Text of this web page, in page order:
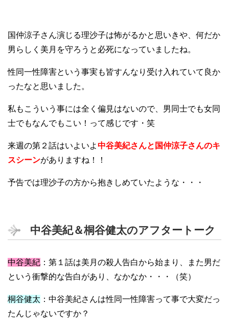
国仲涼子さん演じる理沙子は怖がるかと思いきや、何だか
男らしく美月を守ろうと必死になっていましたね。
性同一性障害という事実も皆すんなり受け入れていて良か
ったなと思いました。
私もこういう事には全く偏見はないので、男同士でも女同
士でもなんでもこい！って感じです・笑
来週の第２話はいよいよ中谷美紀さんと国仲涼子さんのキ
スシーンがありますね！！
予告では理沙子の方から抱きしめていたような・・・
中谷美紀＆桐谷健太のアフタートーク
中谷美紀 ：第１話は美月の殺人告白から始まり、また男だ
という衝撃的な告白があり、なかなか・・・（笑）
桐谷健太 ：中谷美紀さんは性同一性障害って事で大変だっ
たんじゃないですか？